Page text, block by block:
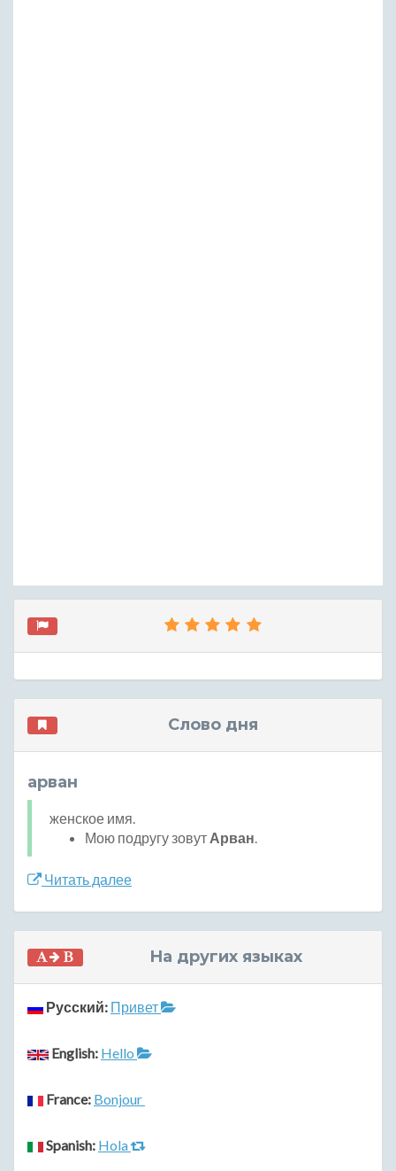
Слово дня
арван
женское имя.
Мою подругу зовут Арван.
Читать далее
На других языках
Русский: Привет
English: Hello
France: Bonjour
Spanish: Hola